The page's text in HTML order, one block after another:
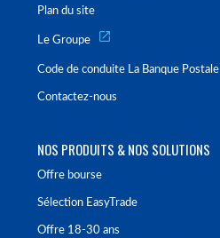
Plan du site
Le Groupe
Code de conduite La Banque Postale
Contactez-nous
NOS PRODUITS & NOS SOLUTIONS
Offre bourse
Sélection EasyTrade
Offre 18-30 ans